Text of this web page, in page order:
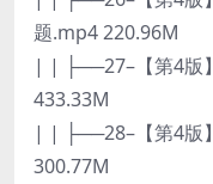
题.mp4 220.96M
| | ├──27–【第4版
433.33M
| | ├──28–【第4版
300.77M